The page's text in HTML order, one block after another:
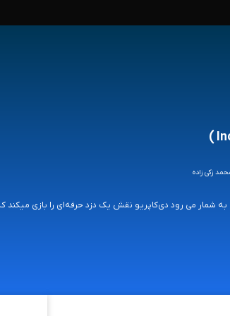
زکی زاده
شمار می رود دی‌کاپریو نقش یک دزد حرفه‌ای را بازی میکند که